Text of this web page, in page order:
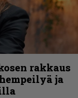
rakkaus
ja